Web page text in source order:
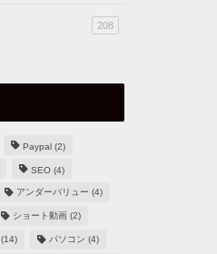
208
Paypal(2)
SEO(4)
アンダーバリュー (4)
ショート動画(2)
(14) パソコン (4)